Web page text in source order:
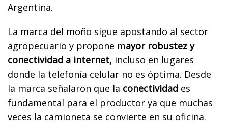
Argentina.
La marca del moño sigue apostando al sector
agropecuario y propone mayor robustez y
conectividad a internet, incluso en lugares
donde la telefonía celular no es óptima. Desde
la marca señalaron que la conectividad es
fundamental para el productor ya que muchas
veces la camioneta se convierte en su oficina.